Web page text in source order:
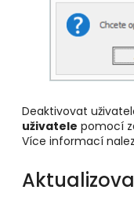
Deaktivovat
uživatele pomocí
Více informací